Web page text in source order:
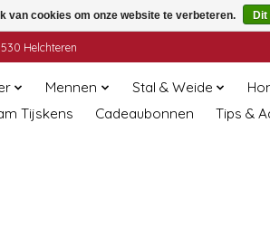
Helchteren
Mennen Stal & Weide
Tijskens
Cadeaubonnen Tips &
van cookies om onze website te verbeteren.